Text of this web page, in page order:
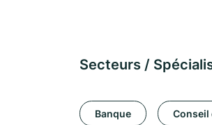
Secteurs /
Banque Conseil